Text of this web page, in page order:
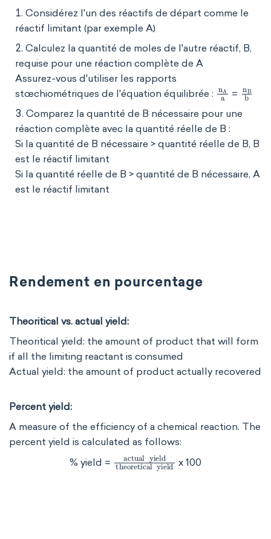
Considérez l'un des réactifs de départ comme le
réactif limitant (par exemple A)
Calculez la quantité de moles de l'autre réactif, B,
requise pour une réaction complète de A
Assurez-vous d'utiliser les rapports
stœchiométriques de l'équation équilibrée : nA = nB
Comparez la quantité de B nécessaire pour une
réaction complète avec la quantité réelle de B :
Si la quantité de B nécessaire > quantité réelle de B, B
est le réactif limitant
Si la quantité réelle de B > quantité de B nécessaire, A
est le réactif limitant
Rendement en pourcentage
Theoritical vs. actual yield:
Theoritical yield: the amount of product that will form
if all the limiting reactant is consumed
Actual yield: the amount of product actually recovered​​​​​
Percent yield:
A measure of the efficiency of a chemical reaction. The
percent yield is calculated as follows:
% yield =
actual yield theoretical
x 100